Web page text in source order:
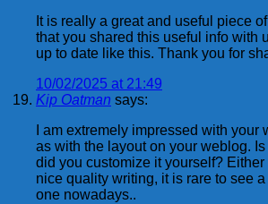
It is really a great and useful piece
that you shared this useful info with
up to date like this. Thank you for
10/02/2025 at 21:49
Kip Oatman says:
I am extremely impressed with your
as with the layout on your weblog.
did you customize it yourself?
nice quality writing, it is rare to see
one nowadays..